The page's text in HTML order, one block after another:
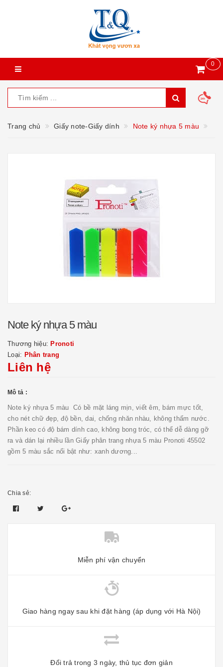
0
Trang chủ Giấy note-Giấy dính Note ký nhựa 5 màu
Note ký nhựa 5 màu
Thương hiệu: Pronoti
Loại: Phân trang
Liên hệ
Mô tả :
Note ký nhựa 5 màu Có bề mặt láng mịn, viết êm, bám mực tốt,
cho nét chữ đẹp, độ bền, dai, chống nhăn nhàu, không thấm nước.
Phần keo có độ bám dính cao, không bong tróc, có thể dễ dàng gỡ
ra và dán lại nhiều lần Giấy phân trang nhựa 5 màu Pronoti 45502
gồm 5 màu sắc nổi bật như: xanh dương...
Chia sẻ:
Miễn phí vận chuyển
Giao hàng ngay sau khi đặt hàng (áp dụng với Hà Nội)
Đổi trả trong 3 ngày, thủ tục đơn giản